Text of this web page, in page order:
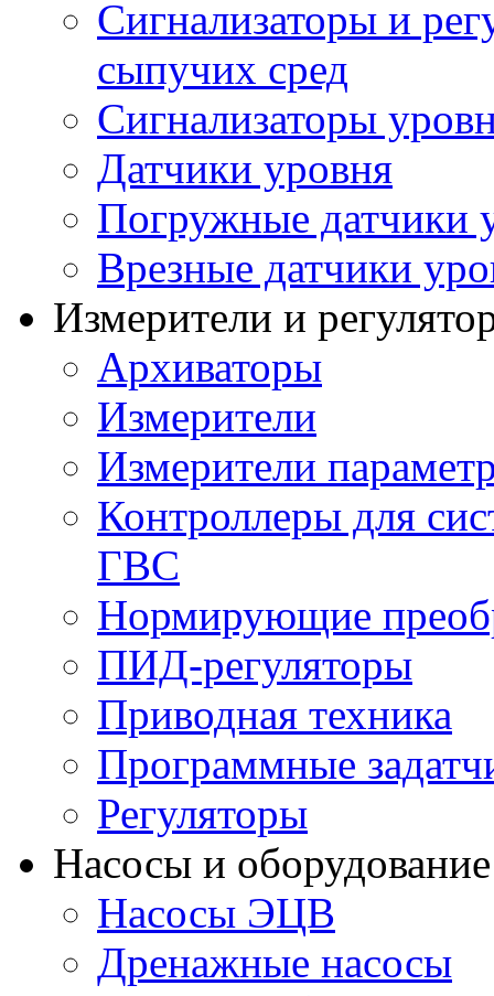
Сигнализаторы и
сыпучих сред
Сигнализаторы
Датчики уровня
Погружные датчики
Врезные датчики
Измерители и
Архиваторы
Измерители
Измерители
Контроллеры для
ГВС
Нормирующие
ПИД-регуляторы
Приводная техника
Программные
Регуляторы
Насосы и оборудование
Насосы ЭЦВ
Дренажные насосы